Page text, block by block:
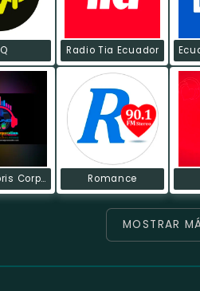
Radio Tia Ecuador
Radio Fabris Corporation Romance
MOSTRAR